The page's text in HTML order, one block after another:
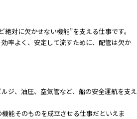
対に欠かせない機能”を支える仕事です。
率よく、安定して流すために、配管は欠か
ジ、油圧、空気管など、船の安全運航を支え
能そのものを成立させる仕事だといえま